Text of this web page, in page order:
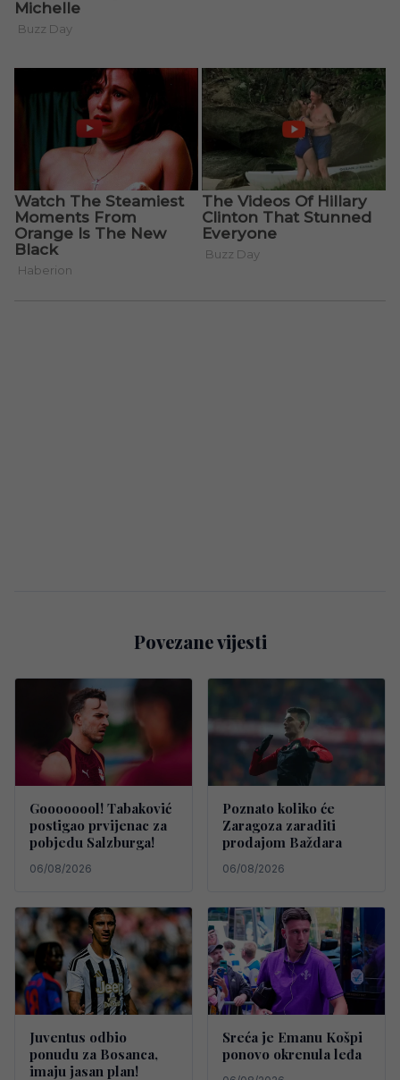
Povezane vijesti
Goooooool! Tabaković
postigao prvijenac za
pobjedu Salzburga!
06/08/2026
Poznato koliko će
Zaragoza zaraditi
prodajom Baždara
06/08/2026
Juventus odbio
ponudu za Bosanca,
imaju jasan plan!
Sreća je Emanu Košpi
ponovo okrenula leđa